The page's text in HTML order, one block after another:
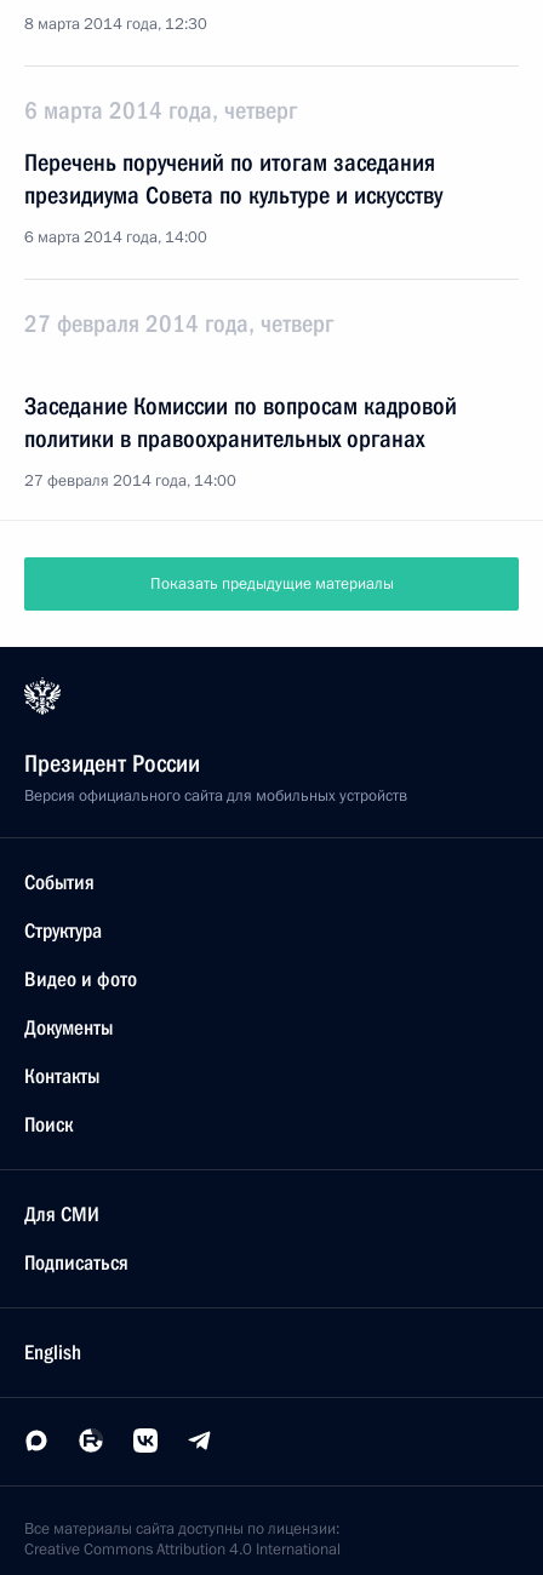
8 марта 2014 года, 12:30
6 марта 2014 года, четверг
Перечень поручений по итогам заседания
президиума Совета по культуре и искусству
6 марта 2014 года, 14:00
27 февраля 2014 года, четверг
Заседание Комиссии по вопросам кадровой
политики в правоохранительных органах
27 февраля 2014 года, 14:00
Показать предыдущие материалы
Президент России
Версия официального сайта для мобильных устройств
События
Структура
Видео и фото
Документы
Контакты
Поиск
Для СМИ
Подписаться
English
Все материалы сайта доступны по лицензии:
Creative Commons Attribution 4.0 International